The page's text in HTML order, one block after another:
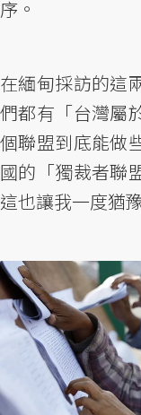
序。
在緬甸採訪的這
們都有「台灣屬
個聯盟到底能做
國的「獨裁者聯
這也讓我一度猶